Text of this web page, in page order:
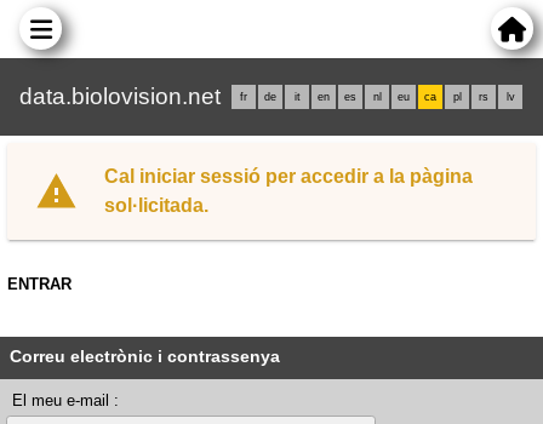
data.biolovision.net fr de it en es nl eu ca pl rs lv
Cal iniciar sessió per accedir a la pàgina
sol·licitada.
ENTRAR
Correu electrònic i contrassenya
El meu e-mail :